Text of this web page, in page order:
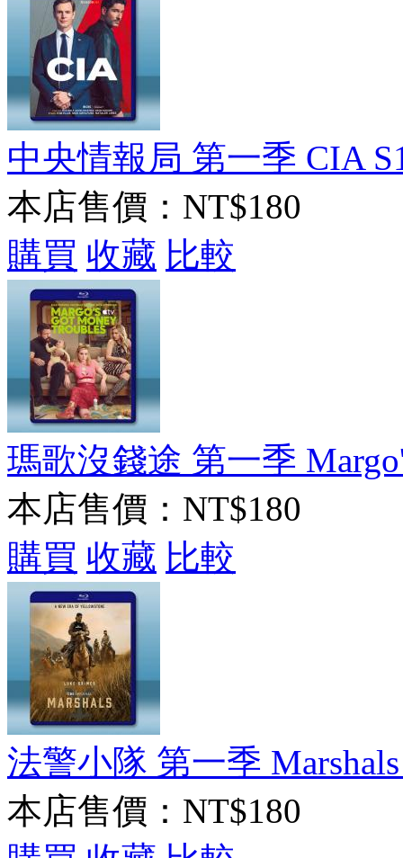
中央情報局 第一季 CIA
本店售價： NT$180
購買 收藏 比較
瑪歌沒錢途 第一季
本店售價： NT$180
購買 收藏 比較
法警小隊 第一季
本店售價： NT$180